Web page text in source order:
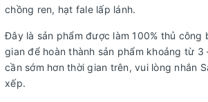
chồng ren, hạt fale lấp lánh.
Đây là sản phẩm được làm 100% thủ công
gian để hoàn thành sản phẩm khoảng từ 3
cần sớm hơn thời gian trên, vui lòng nhắn
xếp.